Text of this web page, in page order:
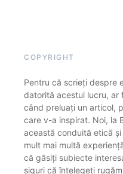
COPYRIGHT
Pentru că scrieți despre
datorită acestui lucru, ar
când preluați un articol,
care v-a inspirat. Noi, la
această conduită etică
mult mai multă
că găsiți subiecte
siguri că înțelegeți